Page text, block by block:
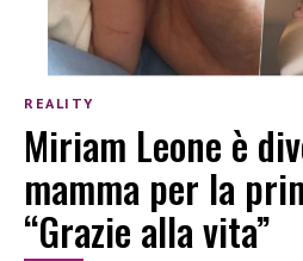
REALITY
Miriam Leone è
mamma per la
“Grazie alla vita”